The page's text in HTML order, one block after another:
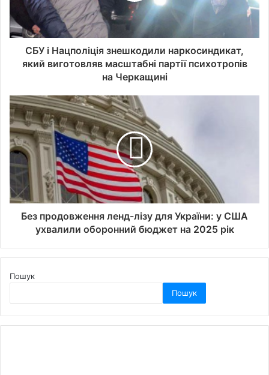
СБУ і Нацполіція знешкодили наркосиндикат,
який виготовляв масштабні партії психотропів
на Черкащині
Без продовження ленд-лізу для України: у США
ухвалили оборонний бюджет на 2025 рік
Пошук
Пошук